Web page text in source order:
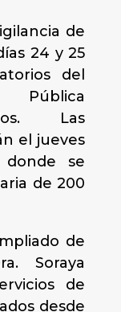
de
24 y 25
del
Pública
Las
el jueves
se
de 200
de
Soraya
de
desde